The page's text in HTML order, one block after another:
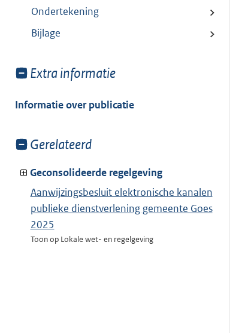
Ondertekening
Bijlage
Toon
van:
Extra informatie
Informatie over publicatie
Toon
van:
Gerelateerd
Geconsolideerde regelgeving
Aanwijzingsbesluit elektronische kanalen
publieke dienstverlening gemeente Goes
2025
Toon op Lokale wet- en regelgeving